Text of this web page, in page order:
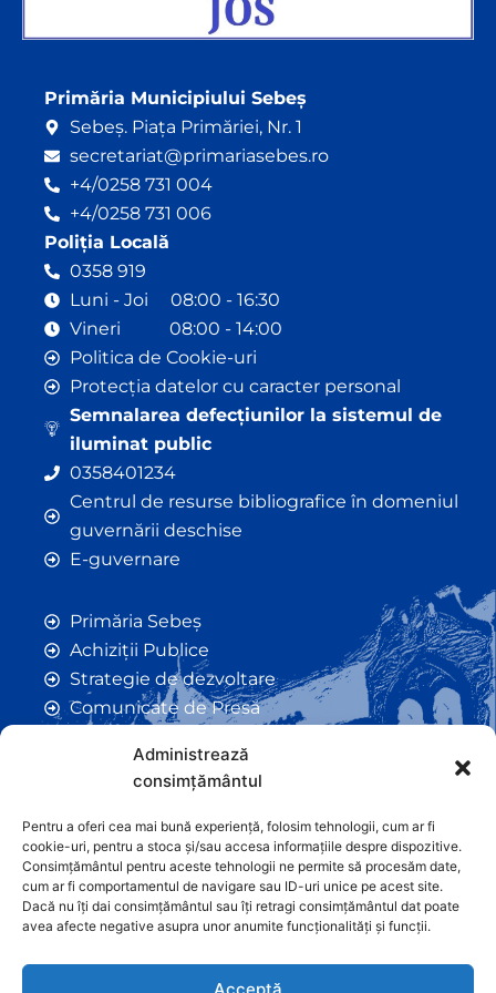
Administrează
consimțământul
Pentru a oferi cea mai bună experiență, folosim tehnologii, cum ar fi
cookie-uri, pentru a stoca și/sau accesa informațiile despre dispozitive.
Consimțământul pentru aceste tehnologii ne permite să procesăm date,
cum ar fi comportamentul de navigare sau ID-uri unice pe acest site.
Dacă nu îți dai consimțământul sau îți retragi consimțământul dat poate
avea afecte negative asupra unor anumite funcționalități și funcții.
Acceptă
Primăria Municipiului Sebeș
Sebeș. Piața Primăriei, Nr. 1
secretariat@primariasebes.ro
+4/0258 731 004
+4/0258 731 006
Poliția Locală
0358 919
Luni - Joi 08:00 - 16:30
Vineri 08:00 - 14:00
Politica de Cookie-uri
Protecția datelor cu caracter personal
Semnalarea defecțiunilor la sistemul de
iluminat public
0358401234
Centrul de resurse bibliografice în domeniul
guvernării deschise
E-guvernare
Primăria Sebeș
Achiziții Publice
Strategie de dezvoltare
Comunicate de Presă
Anunțuri
Hotarâri de Consiliu
Certificate de Urbanism
Autorizații de Construcții
Orașe Înfrățite
Contact